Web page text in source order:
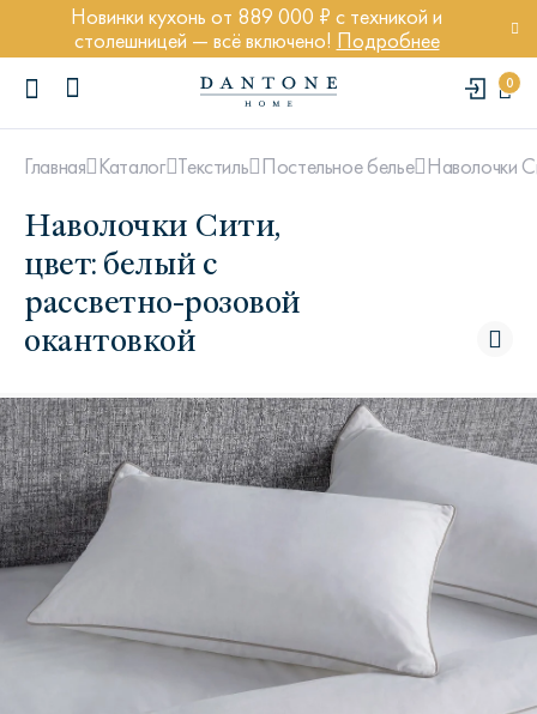
Новинки кухонь от 889 000 ₽ с техникой и
столешницей — всё включено! Подробнее
0
ПОПУЛЯРНЫЕ ЗАПРОСЫ
Диван Марсель
Кровать Ньюбери
Стул Престон
Textures
Главная Каталог Текстиль Постельное белье Наволочки
Наволочки Сити,
цвет: белый с
рассветно-розовой
окантовкой